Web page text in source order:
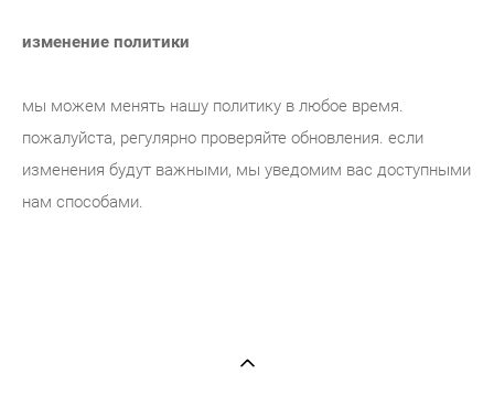
изменение политики
мы можем менять нашу политику в любое время.
пожалуйста, регулярно проверяйте обновления. если
изменения будут важными, мы уведомим вас доступными
нам способами.